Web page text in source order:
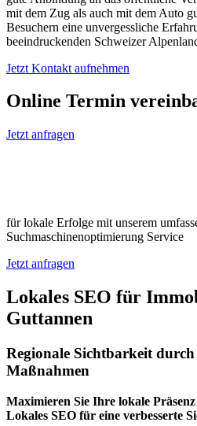
mit dem Zug als auch mit dem Auto
Besuchern eine unvergessliche
beeindruckenden Schweizer
Jetzt Kontakt aufnehmen
Online Termin
Jetzt anfragen
für lokale Erfolge mit unserem
Suchmaschinenoptimierung Service
Jetzt anfragen
Lokales SEO für
Guttannen
Regionale Sichtbarkeit
Maßnahmen
Maximieren Sie Ihre lokale
Lokales SEO für eine verbesserte